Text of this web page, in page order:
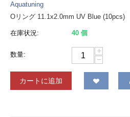
Aquatuning
Oリング 11.1x2.0mm UV Blue (10pcs)
在庫状況: 40 個
数量:
+
−
カートに追加